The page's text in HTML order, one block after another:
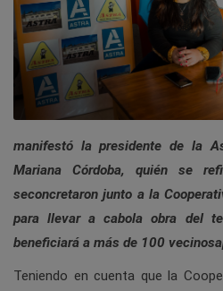
manifestó la presidente de la
Mariana Córdoba, quién se
seconcretaron junto a la
para llevar a cabola obra del
beneficiará a más de 100
Teniendo en cuenta que la